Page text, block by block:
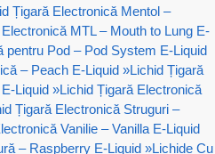
Țigară Electronică Mentol –
MTL – Mouth to Lung E-
pentru Pod – Pod System E-Liquid
– Peach E-Liquid »Lichid Țigară
Liquid »Lichid Țigară Electronică
Țigară Electronică Struguri –
Vanilie – Vanilla E-Liquid
– Raspberry E-Liquid »Lichide Cu